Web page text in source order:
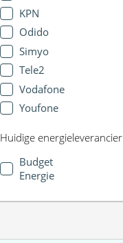
KPN
Odido
Simyo
Tele2
Vodafone
Youfone
Huidige energieleverancier
Budget
Energie